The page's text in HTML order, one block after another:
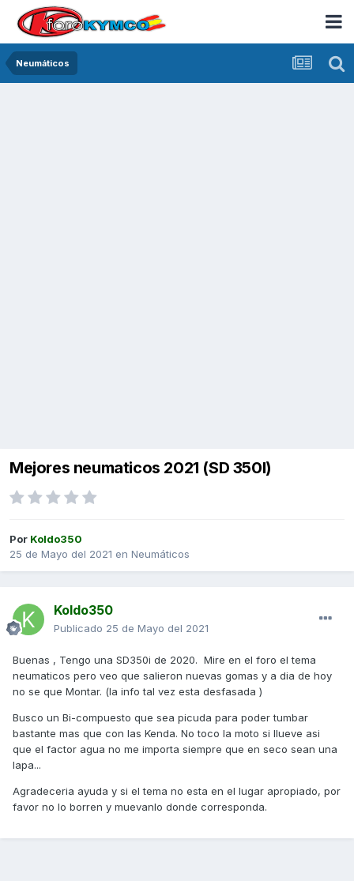
Neumáticos
Mejores neumaticos 2021 (SD 350I)
Por Koldo350
25 de Mayo del 2021 en Neumáticos
Koldo350
Publicado 25 de Mayo del 2021
Buenas , Tengo una SD350i de 2020. Mire en el foro el tema
neumaticos pero veo que salieron nuevas gomas y a dia de hoy
no se que Montar. (la info tal vez esta desfasada )
Busco un Bi-compuesto que sea picuda para poder tumbar
bastante mas que con las Kenda. No toco la moto si llueve asi
que el factor agua no me importa siempre que en seco sean una
lapa...
Agradeceria ayuda y si el tema no esta en el lugar apropiado, por
favor no lo borren y muevanlo donde corresponda.